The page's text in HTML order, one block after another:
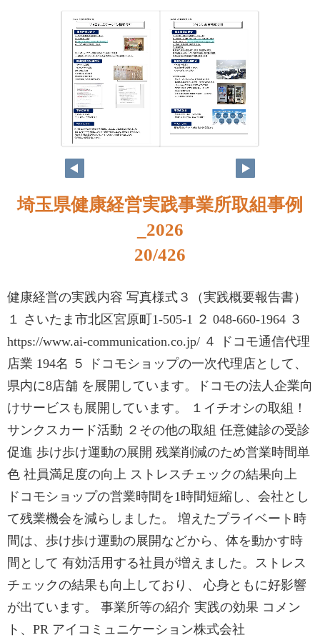
埼玉県健康経営実践事業所取組事例
_2026
20/426
健康経営の実践内容 写真様式３（実践概要報告書）
１ さいたま市北区宮原町1-505-1 ２ 048-660-1964 ３
https://www.ai-communication.co.jp/ ４ ドコモ通信代理
店業 194名 ５ ドコモショップの一次代理店として、
県内に8店舗 を展開しています。ドコモの法人企業向
けサービスも展開しています。 １イチオシの取組！
サンクスカード活動 ２その他の取組 任意健診の受診
促進 歩け歩け運動の展開 残業削減のため営業時間単
色 社員満足度の向上 ストレスチェックの結果向上
ドコモショップの営業時間を1時間短縮し、会社とし
て残業機会を減らしました。 増えたプライベート時
間は、歩け歩け運動の展開などから、体を動かす時
間として 有効活用する社員が増えました。ストレス
チェックの結果も向上しており、 心身ともに好影響
が出ています。 事業所等の紹介 実践の効果 コメン
ト、PR アイコミュニケーション株式会社